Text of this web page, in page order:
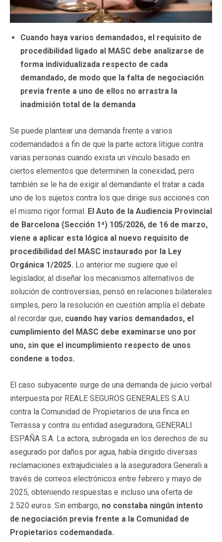
Cuando haya varios demandados, el requisito de
procedibilidad ligado al MASC debe analizarse de
forma individualizada respecto de cada
demandado, de modo que la falta de negociación
previa frente a uno de ellos no arrastra la
inadmisión total de la demanda
Se puede plantear una demanda frente a varios
codemandados a fin de que la parte actora litigue contra
varias personas cuando exista un vínculo basado en
ciertos elementos que determinen la conexidad, pero
también se le ha de exigir al demandante el tratar a cada
uno de los sujetos contra los que dirige sus acciones con
el mismo rigor formal. El Auto de la Audiencia Provincial
de Barcelona (Sección 1ª) 105/2026, de 16 de marzo,
viene a aplicar esta lógica al nuevo requisito de
procedibilidad del MASC instaurado por la Ley
Orgánica 1/2025. Lo anterior me sugiere que el
legislador, al diseñar los mecanismos alternativos de
solución de controversias, pensó en relaciones bilaterales
simples, pero la resolución en cuestión amplía el debate
al recordar que, cuando hay varios demandados, el
cumplimiento del MASC debe examinarse uno por
uno, sin que el incumplimiento respecto de unos
condene a todos.
El caso subyacente surge de una demanda de juicio verbal
interpuesta por REALE SEGUROS GENERALES S.A.U.
contra la Comunidad de Propietarios de una finca en
Terrassa y contra su entidad aseguradora, GENERALI
ESPAÑA S.A. La actora, subrogada en los derechos de su
asegurado por daños por agua, había dirigido diversas
reclamaciones extrajudiciales a la aseguradora Generali a
través de correos electrónicos entre febrero y mayo de
2025, obteniendo respuestas e incluso una oferta de
2.520 euros. Sin embargo, no constaba ningún intento
de negociación previa frente a la Comunidad de
Propietarios codemandada.